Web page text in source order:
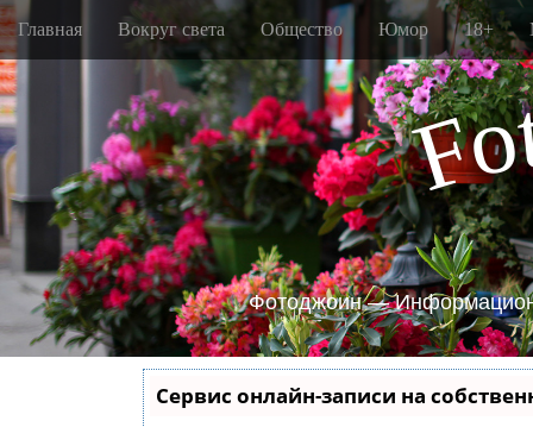
M
a
i
n
m
e
n
u
S
k
i
p
t
o
c
o
n
t
e
t
Главная Вокруг света Общество Юмор 18+
Fo
Фотоджоин —
Сервис онлайн-записи на